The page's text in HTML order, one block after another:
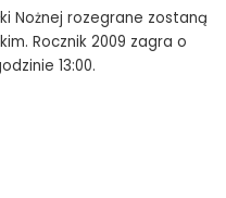
Nożnej rozegrane zostaną
Rocznik 2009 zagra o
13:00.